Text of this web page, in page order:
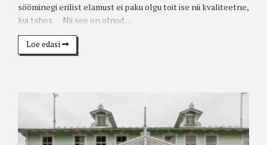
sööminegi erilist elamust ei paku olgu toit ise nii kvaliteetne,
kui tahes. Nii see on olnud....
Loe edasi